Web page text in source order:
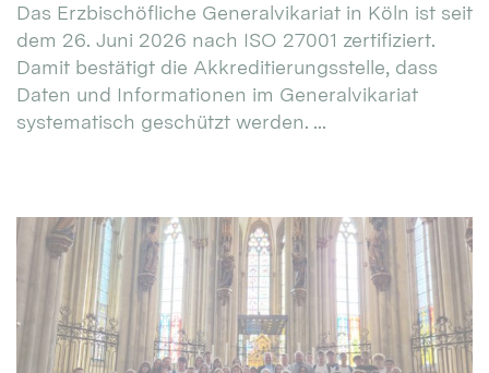
Das Erzbischöfliche Generalvikariat in Köln ist seit
dem 26. Juni 2026 nach ISO 27001 zertifiziert.
Damit bestätigt die Akkreditierungsstelle, dass
Daten und Informationen im Generalvikariat
systematisch geschützt werden. ...